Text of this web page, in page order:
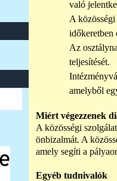
való
A
időkeretben
Az
teljesítését.
amelyből
Miért végezzenek
A közösségi
önbizalmát. A
amely segíti a
Egyéb tudnivalók